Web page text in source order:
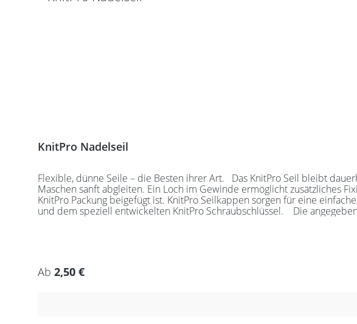
KnitPro Nadelseil
Flexible, dünne Seile – die Besten ihrer Art. Das KnitPro Seil bleibt dauerhaft glatt und unverformt. Der Übergang zwischen Nadel und Seil ist kaum spürbar. Das lässt die
Maschen sanft abgleiten. Ein Loch im Gewinde ermöglicht zusätzliches
KnitPro Packung beigefügt ist. KnitPro Seilkappen sorgen für eine einfache Aufbewahrung oder
und dem speziell entwickelten KnitPro Schraubschlüssel. Die angegebene Seillänge bezieht sich immer auf die fertig zusammengeschraubte Rundstricknadel! Alle
Regulärer Preis:
Ab 2,50 €